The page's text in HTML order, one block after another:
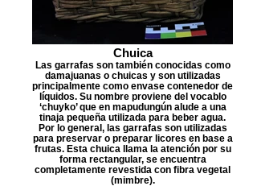
Chuica
Las garrafas son también conocidas como
damajuanas o chuicas y son utilizadas
principalmente como envase contenedor de
líquidos. Su nombre proviene del vocablo
‘chuyko’ que en mapudungún alude a una
tinaja pequeña utilizada para beber agua.
Por lo general, las garrafas son utilizadas
para preservar o preparar licores en base a
frutas. Esta chuica llama la atención por su
forma rectangular, se encuentra
completamente revestida con fibra vegetal
(mimbre).